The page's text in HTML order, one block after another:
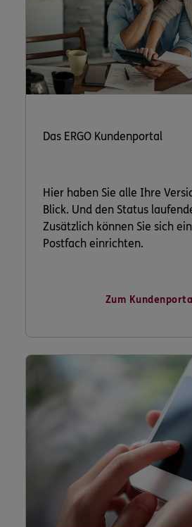
Das ERGO Kundenportal
Hier haben Sie alle Ihre
Blick. Und den Status
Zusätzlich können Sie sich
Postfach einrichten.
Zum